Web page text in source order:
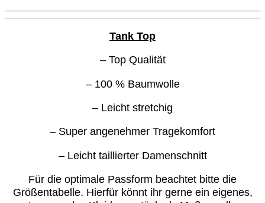
Tank Top
– Top Qualität
– 100 % Baumwolle
– Leicht stretchig
– Super angenehmer Tragekomfort
– Leicht taillierter Damenschnitt
Für die optimale Passform beachtet bitte die
Größentabelle. Hierfür könnt ihr gerne ein eigenes,